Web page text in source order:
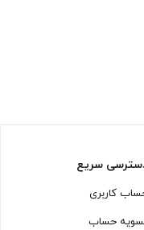
سریع
کاربری
حساب